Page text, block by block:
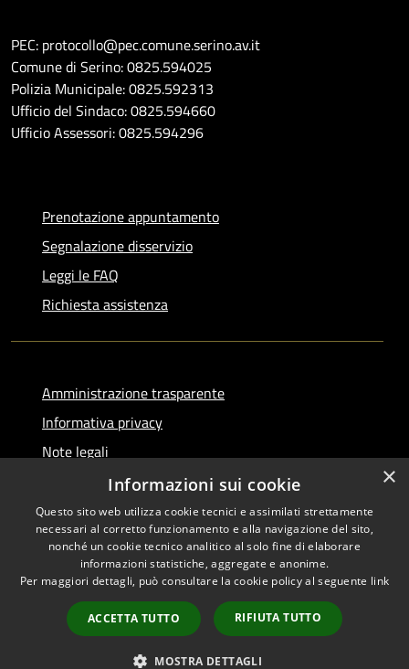
PEC: protocollo@pec.comune.serino.av.it
Comune di Serino: 0825.594025
Polizia Municipale: 0825.592313
Ufficio del Sindaco: 0825.594660
Ufficio Assessori: 0825.594296
Prenotazione appuntamento
Segnalazione disservizio
Leggi le FAQ
Richiesta assistenza
Amministrazione trasparente
Informativa privacy
Note legali
Dichiarazione di accessibilità
RSS
Accessibilità
Copyright © 2026 • Comune di
Municipium•
Accesso
redazione
×
Informazioni sui cookie
Questo sito web utilizza cookie tecnici e assimilati strettamente
necessari al corretto funzionamento e alla navigazione del sito,
nonché un cookie tecnico analitico al solo fine di elaborare
informazioni statistiche, aggregate e anonime.
Per maggiori dettagli, può consultare la cookie policy al seguente link
ACCETTA TUTTO RIFIUTA TUTTO
MOSTRA DETTAGLI